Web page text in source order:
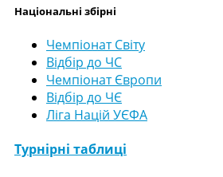
Національні збірні
Чемпіонат Світу
Відбір до ЧС
Чемпіонат Європи
Відбір до ЧЄ
Ліга Націй УЄФА
Турнірні таблиці